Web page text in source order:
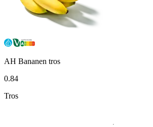
AH Bananen tros
0.84
Tros